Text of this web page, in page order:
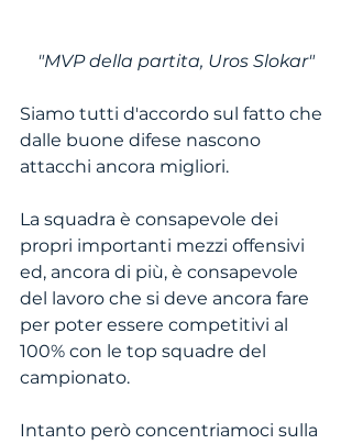
"MVP della partita, Uros Slokar"
Siamo tutti d'accordo sul fatto che
dalle buone difese nascono
attacchi ancora migliori.
La squadra è consapevole dei
propri importanti mezzi offensivi
ed, ancora di più, è consapevole
del lavoro che si deve ancora fare
per poter essere competitivi al
100% con le top squadre del
campionato.
Intanto però concentriamoci sulla